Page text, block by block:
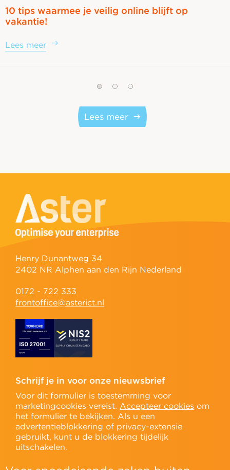
10 tips waarmee je veilig online blijft op
vakantie!
Lees meer
Lees meer
Henry Dunantweg 34
2402 NR Alphen aan den Rijn Nederland
0172 - 722 333
frontoffice@asterict.nl
Schrijf je in voor onze nieuwsbrief
Voor dit formulier is toestemming voor
marketingcookies vereist. Accepteer cookies om
het formulier te bekijken. Als u een
advertentieblokkering of privacy-extensie
gebruikt, kunt u de blokkering tijdelijk
uitschakelen.